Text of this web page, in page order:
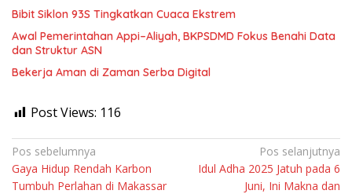
Bibit Siklon 93S Tingkatkan Cuaca Ekstrem
Awal Pemerintahan Appi–Aliyah, BKPSDMD Fokus Benahi Data
dan Struktur ASN
Bekerja Aman di Zaman Serba Digital
Post Views: 116
Navigasi
pos
Pos sebelumnya
Gaya Hidup Rendah Karbon
Tumbuh Perlahan di Makassar
Pos selanjutnya
Idul Adha 2025 Jatuh pada 6
Juni, Ini Makna dan